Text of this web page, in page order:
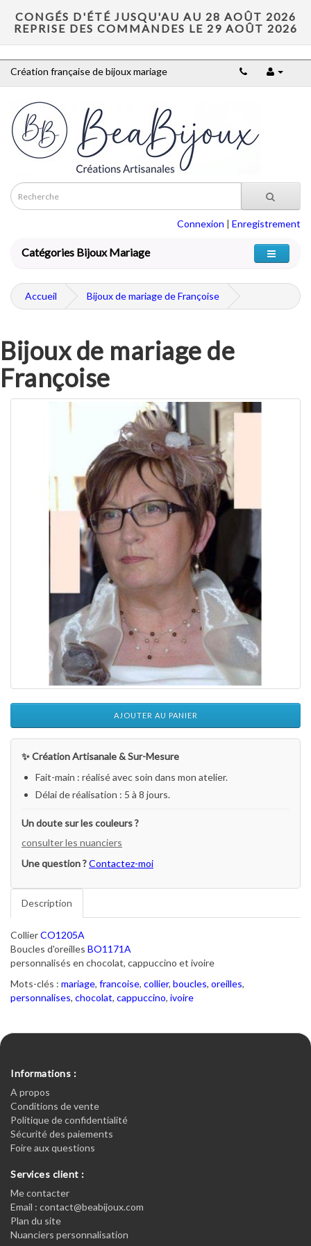
CONGÉS D'ÉTÉ JUSQU'AU AU 28 AOÛT 2026
REPRISE DES COMMANDES LE 29 AOÛT 2026
Création française de bijoux mariage
Connexion | Enregistrement
Catégories Bijoux Mariage
Accueil Bijoux de mariage de Françoise
Bijoux de mariage de
Françoise
AJOUTER AU PANIER
✨ Création Artisanale & Sur-Mesure
Fait-main : réalisé avec soin dans mon atelier.
Délai de réalisation : 5 à 8 jours.
Un doute sur les couleurs ?
consulter les nuanciers
Une question ?Contactez-moi
Description
CollierCO1205A
Boucles d'oreilles BO1171A
personnalisés en chocolat, cappuccino et ivoire
Mots-clés : mariage, francoise, collier, boucles, oreilles,
personnalises, chocolat, cappuccino, ivoire
Informations :
A propos
Conditions de vente
Politique de confidentialité
Sécurité des paiements
Foire aux questions
Services client :
Me contacter
Email : contact@beabijoux.com
Plan du site
Nuanciers personnalisation